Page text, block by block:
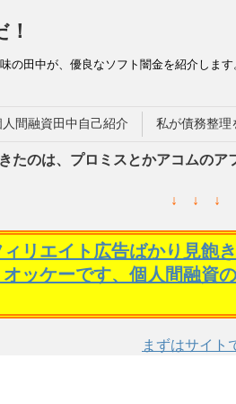
の田中が、優良なソフト闇金を紹介しま
人間融資田中自己紹介 私が債務整理
のは、プロミスとかアコムのア
↓ ↓ ↓
リエイト広告ばかり見飽
ッケーです、個人間融
まずはサイト